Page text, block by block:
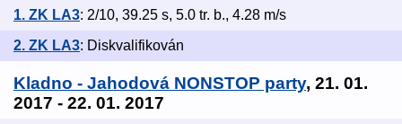
1. ZK LA3: 2/10, 39.25 s, 5.0 tr. b., 4.28 m/s
2. ZK LA3: Diskvalifikován
Kladno - Jahodová NONSTOP party, 21. 01.
2017 - 22. 01. 2017